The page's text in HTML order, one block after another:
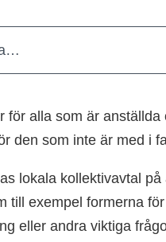
för alla som är
den som inte är med i
lokala kollektivavtal
till exempel formerna
eller andra viktiga